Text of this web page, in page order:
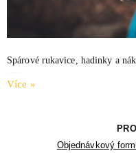
Spárové rukavice, hadinky a
Více »
Objednávkový